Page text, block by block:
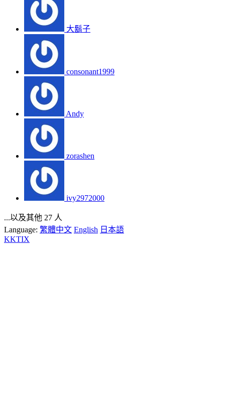
大鬍子
consonant1999
Andy
zorashen
ivy2972000
...以及其他 27 人
Language: 繁體中文 English 日本語
KKTIX